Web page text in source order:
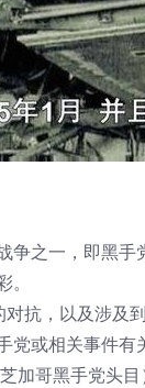
争之一，即黑
抗，以及涉
或相关事件有
加哥黑手党头